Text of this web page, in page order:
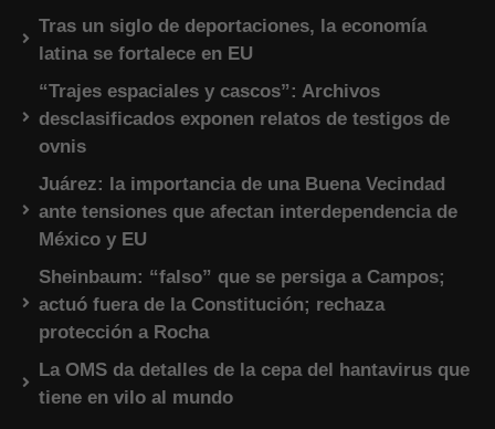
Tras un siglo de deportaciones, la economía
latina se fortalece en EU
“Trajes espaciales y cascos”: Archivos
desclasificados exponen relatos de testigos de
ovnis
Juárez: la importancia de una Buena Vecindad
ante tensiones que afectan interdependencia de
México y EU
Sheinbaum: “falso” que se persiga a Campos;
actuó fuera de la Constitución; rechaza
protección a Rocha
La OMS da detalles de la cepa del hantavirus que
tiene en vilo al mundo